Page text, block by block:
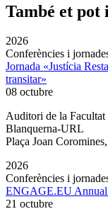
També et pot
2026
Conferències i
Jornada «Justícia
transitar»
08 octubre
Auditori de la Facultat
Blanquerna-URL
Plaça Joan
2026
Conferències i
ENGAGE.EU Annual
21 octubre